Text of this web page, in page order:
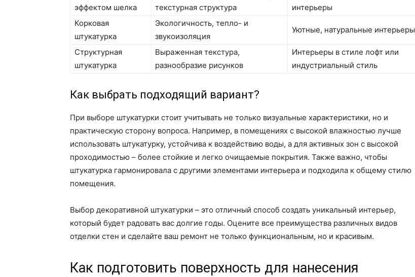
эффектом шелка
текстурная структура
интерьеры
Корковая
штукатурка
Экологичность, тепло- и
звукоизоляция
Уютные, натуральные интерьеры
Структурная
штукатурка
Выраженная текстура,
разнообразие рисунков
Интерьеры в стиле лофт или
индустриальный стиль
Как выбрать подходящий вариант?
При выборе штукатурки стоит учитывать не только визуальные характеристики, но и
практическую сторону вопроса. Например, в помещениях с высокой влажностью лучше
использовать штукатурку, устойчива к воздействию воды, а для активных зон с высокой
проходимостью – более стойкие и легко очищаемые покрытия. Также важно, чтобы
штукатурка гармонировала с другими элементами интерьера и подходила к общему стилю
помещения.
Выбор декоративной штукатурки – это отличный способ создать уникальный интерьер,
который будет радовать вас долгие годы. Оцените все преимущества различных видов
отделки стен и сделайте ваш ремонт не только функциональным, но и красивым.
Как подготовить поверхность для нанесения